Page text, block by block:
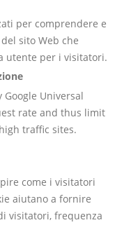
per comprendere e
sito Web che
utente per i visitatori.
Universal
rate and thus limit
traffic sites.
come i visitatori
aiutano a fornire
visitatori, frequenza